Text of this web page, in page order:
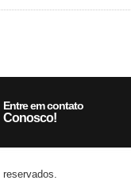
Entre em contato
Conosco!